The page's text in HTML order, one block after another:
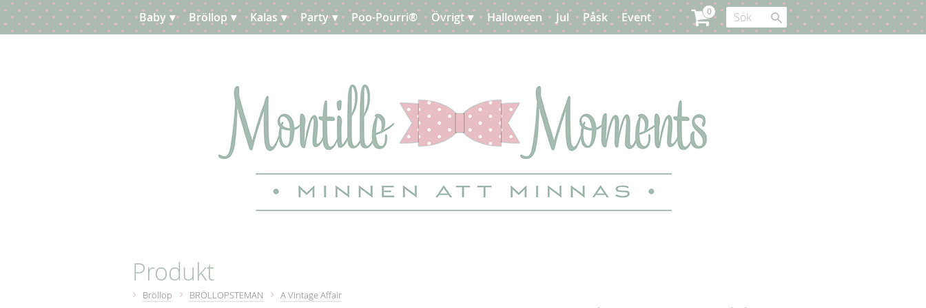
Baby Bröllop Kalas Party Poo-Pourri® Övrigt Halloween Jul Påsk Event
Produkt
Bröllop BRÖLLOPSTEMAN A Vintage Affair